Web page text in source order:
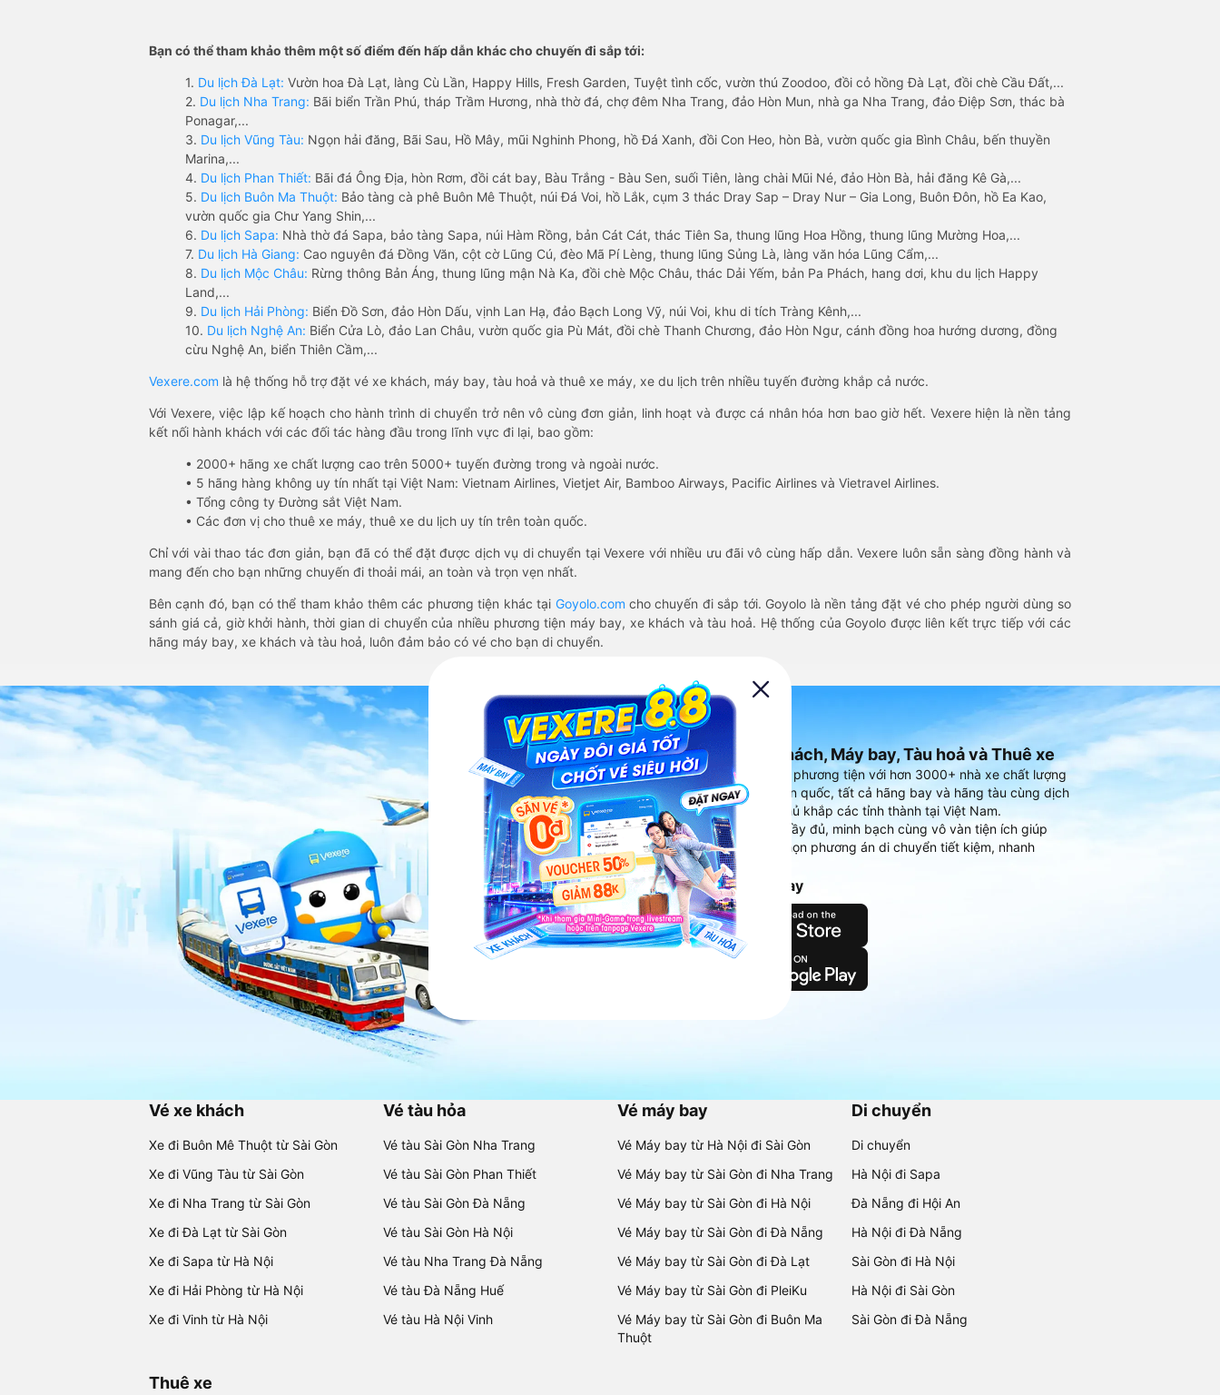
Bạn có thể tham khảo thêm một số điểm đến hấp dẫn khác cho chuyến đi sắp tới:
1. Du lịch Đà Lạt: Vườn hoa Đà Lạt, làng Cù Lần, Happy Hills, Fresh Garden, Tuyệt tình cốc, vườn thú Zoodoo, đồi cỏ hồng Đà Lạt, đồi chè Cầu Đất,...
2. Du lịch Nha Trang: Bãi biển Trần Phú, tháp Trầm Hương, nhà thờ đá, chợ đêm Nha Trang, đảo Hòn Mun, nhà ga Nha Trang, đảo Điệp Sơn, thác bà
Ponagar,...
3. Du lịch Vũng Tàu: Ngọn hải đăng, Bãi Sau, Hồ Mây, mũi Nghinh Phong, hồ Đá Xanh, đồi Con Heo, hòn Bà, vườn quốc gia Bình Châu, bến thuyền
Marina,...
4. Du lịch Phan Thiết: Bãi đá Ông Địa, hòn Rơm, đồi cát bay, Bàu Trắng - Bàu Sen, suối Tiên, làng chài Mũi Né, đảo Hòn Bà, hải đăng Kê Gà,...
5. Du lịch Buôn Ma Thuột: Bảo tàng cà phê Buôn Mê Thuột, núi Đá Voi, hồ Lắk, cụm 3 thác Dray Sap – Dray Nur – Gia Long, Buôn Đôn, hồ Ea Kao,
vườn quốc gia Chư Yang Shin,...
6. Du lịch Sapa: Nhà thờ đá Sapa, bảo tàng Sapa, núi Hàm Rồng, bản Cát Cát, thác Tiên Sa, thung lũng Hoa Hồng, thung lũng Mường Hoa,...
7. Du lịch Hà Giang: Cao nguyên đá Đồng Văn, cột cờ Lũng Cú, đèo Mã Pí Lèng, thung lũng Sủng Là, làng văn hóa Lũng Cẩm,...
8. Du lịch Mộc Châu: Rừng thông Bản Áng, thung lũng mận Nà Ka, đồi chè Mộc Châu, thác Dải Yếm, bản Pa Phách, hang dơi, khu du lịch Happy
Land,...
9. Du lịch Hải Phòng: Biển Đồ Sơn, đảo Hòn Dấu, vịnh Lan Hạ, đảo Bạch Long Vỹ, núi Voi, khu di tích Tràng Kênh,...
10. Du lịch Nghệ An: Biển Cửa Lò, đảo Lan Châu, vườn quốc gia Pù Mát, đồi chè Thanh Chương, đảo Hòn Ngư, cánh đồng hoa hướng dương, đồng
cừu Nghệ An, biển Thiên Cầm,...
Vexere.com là hệ thống hỗ trợ đặt vé xe khách, máy bay, tàu hoả và thuê xe máy, xe du lịch trên nhiều tuyến đường khắp cả nước.
Với Vexere, việc lập kế hoạch cho hành trình di chuyển trở nên vô cùng đơn giản, linh hoạt và được cá nhân hóa hơn bao giờ hết. Vexere hiện là nền tảng
kết nối hành khách với các đối tác hàng đầu trong lĩnh vực đi lại, bao gồm:
• 2000+ hãng xe chất lượng cao trên 5000+ tuyến đường trong và ngoài nước.
• 5 hãng hàng không uy tín nhất tại Việt Nam: Vietnam Airlines, Vietjet Air, Bamboo Airways, Pacific Airlines và Vietravel Airlines.
• Tổng công ty Đường sắt Việt Nam.
• Các đơn vị cho thuê xe máy, thuê xe du lịch uy tín trên toàn quốc.
Chỉ với vài thao tác đơn giản, bạn đã có thể đặt được dịch vụ di chuyển tại Vexere với nhiều ưu đãi vô cùng hấp dẫn. Vexere luôn sẵn sàng đồng hành và
mang đến cho bạn những chuyến đi thoải mái, an toàn và trọn vẹn nhất.
Bên cạnh đó, bạn có thể tham khảo thêm các phương tiện khác tại Goyolo.com cho chuyến đi sắp tới. Goyolo là nền tảng đặt vé cho phép người dùng so
sánh giá cả, giờ khởi hành, thời gian di chuyển của nhiều phương tiện máy bay, xe khách và tàu hoả. Hệ thống của Goyolo được liên kết trực tiếp với các
hãng máy bay, xe khách và tàu hoả, luôn đảm bảo có vé cho bạn di chuyển.
Ứng dụng đặt vé Xe khách, Máy bay, Tàu hoả và Thuê xe
Vexere - ứng dụng đặt vé đa phương tiện với hơn 3000+ nhà xe chất lượng
cao, 5000+ tuyến đường toàn quốc, tất cả hãng bay và hãng tàu cùng dịch
vụ thuê xe máy, xe du lịch phủ khắp các tỉnh thành tại Việt Nam.
Ứng dụng hiển thị thông tin đầy đủ, minh bạch cùng vô vàn tiện ích giúp
người dùng so sánh và lựa chọn phương án di chuyển tiết kiệm, nhanh
chóng và phù hợp nhất.
Tải ứng dụng Vexere ngay
Vé xe khách
Xe đi Buôn Mê Thuột từ Sài Gòn
Xe đi Vũng Tàu từ Sài Gòn
Xe đi Nha Trang từ Sài Gòn
Xe đi Đà Lạt từ Sài Gòn
Xe đi Sapa từ Hà Nội
Xe đi Hải Phòng từ Hà Nội
Xe đi Vinh từ Hà Nội
Vé tàu hỏa
Vé tàu Sài Gòn Nha Trang
Vé tàu Sài Gòn Phan Thiết
Vé tàu Sài Gòn Đà Nẵng
Vé tàu Sài Gòn Hà Nội
Vé tàu Nha Trang Đà Nẵng
Vé tàu Đà Nẵng Huế
Vé tàu Hà Nội Vinh
Vé máy bay
Vé Máy bay từ Hà Nội đi Sài Gòn
Vé Máy bay từ Sài Gòn đi Nha Trang
Vé Máy bay từ Sài Gòn đi Hà Nội
Vé Máy bay từ Sài Gòn đi Đà Nẵng
Vé Máy bay từ Sài Gòn đi Đà Lạt
Vé Máy bay từ Sài Gòn đi PleiKu
Vé Máy bay từ Sài Gòn đi Buôn Ma
Thuột
Di chuyển
Di chuyển
Hà Nội đi Sapa
Đà Nẵng đi Hội An
Hà Nội đi Đà Nẵng
Sài Gòn đi Hà Nội
Hà Nội đi Sài Gòn
Sài Gòn đi Đà Nẵng
Thuê xe